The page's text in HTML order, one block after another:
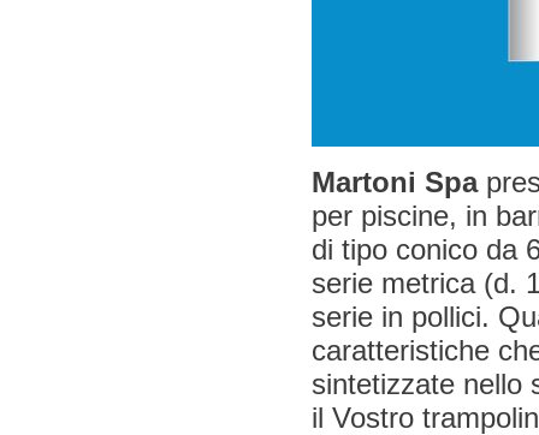
Martoni Spa
per piscine, in
di tipo conico da
serie metrica (d.
serie in pollici.
caratteristiche
sintetizzate nello
il Vostro